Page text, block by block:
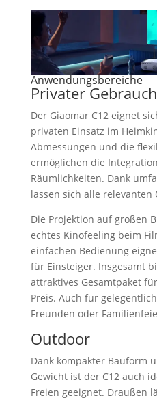
Anwendungsbereiche
Privater Gebrauch
Der Giaomar C12 eignet
privaten Einsatz im
Abmessungen und die
ermöglichen die
Räumlichkeiten. Dank
lassen sich alle relevanten
Die Projektion auf großen
echtes Kinofeeling beim
einfachen Bedienung
für Einsteiger. Insgesamt
attraktives Gesamtpaket
Preis. Auch für
Freunden oder
Outdoor
Dank kompakter Bauform
Gewicht ist der C12 auch
Freien geeignet. Draußen